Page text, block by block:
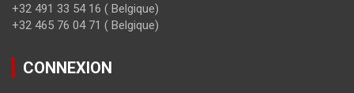
+32 491 33 54 16 ( Belgique)
+32 465 76 04 71 ( Belgique)
CONNEXION